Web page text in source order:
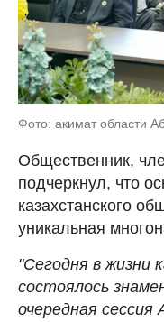
Фото: акимат области
Общественник,
подчеркнул, что
казахстанского
уникальная
"Сегодня в жизни
состоялось
очередная